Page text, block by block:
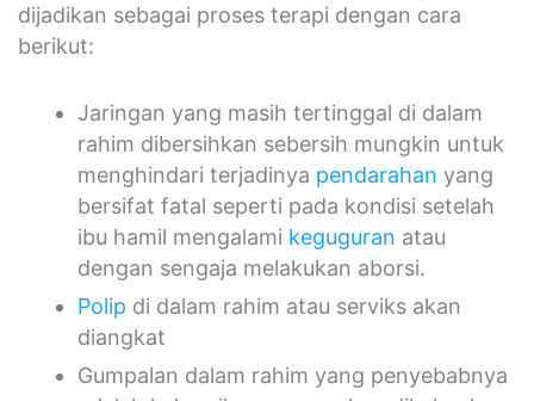
dijadikan sebagai proses terapi dengan cara
berikut:
Jaringan yang masih tertinggal di dalam
rahim dibersihkan sebersih mungkin untuk
menghindari terjadinya pendarahan yang
bersifat fatal seperti pada kondisi setelah
ibu hamil mengalami keguguran atau
dengan sengaja melakukan aborsi.
Polip di dalam rahim atau serviks akan
diangkat
Gumpalan dalam rahim yang penyebabnya